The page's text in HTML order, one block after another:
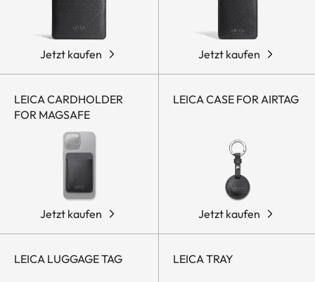
Jetzt kaufen Jetzt kaufen
LEICA CARDHOLDER
FOR MAGSAFE
Jetzt kaufen
LEICA CASE FOR AIRTAG
Jetzt kaufen
LEICA LUGGAGE TAG LEICA TRAY